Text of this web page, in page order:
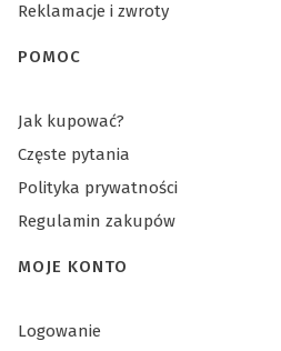
Reklamacje i zwroty
POMOC
Jak kupować?
Częste pytania
Polityka prywatności
Regulamin zakupów
MOJE KONTO
Logowanie